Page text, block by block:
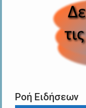
Ροή Ειδήσεων